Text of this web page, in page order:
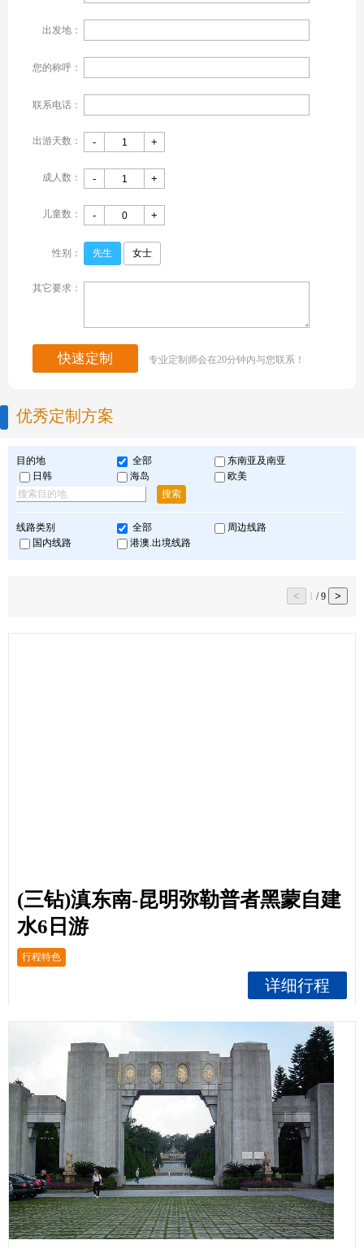
出发地：
您的称呼：
联系电话：
出游天数： - +
成人数： - +
儿童数： - +
性别： 先生 女士
其它要求：
快速定制 专业定制师会在20分钟内与您联系！
优秀定制方案
目的地 全部
东南亚及南亚
日韩
海岛
欧美
搜索
线路类别 全部
周边线路
国内线路
港澳.出境线路
< 1 / 9 >
(三钻)滇东南-昆明弥勒普者黑蒙自建
水6日游
行程特色
详细行程